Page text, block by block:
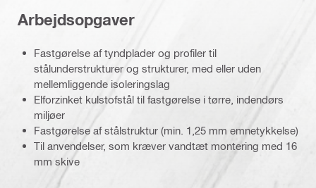
Arbejdsopgaver
Fastgørelse af tyndplader og profiler til
stålunderstrukturer og strukturer, med eller uden
mellemliggende isoleringslag
Elforzinket kulstofstål til fastgørelse i tørre, indendørs
miljøer
Fastgørelse af stålstruktur (min. 1,25 mm emnetykkelse)
Til anvendelser, som kræver vandtæt montering med 16
mm skive